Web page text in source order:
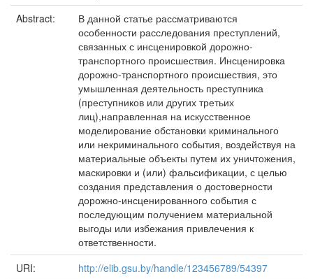
Abstract:
В данной статье рассматриваются
особенности расследования преступлений,
связанных с инсценировкой дорожно-
транспортного происшествия. Инсценировка
дорожно-транспортного происшествия, это
умышленная деятельность преступника
(преступников или других третьих
лиц),направленная на искусственное
моделирование обстановки криминального
или некриминального события, воздействуя на
материальные объекты путем их уничтожения,
маскировки и (или) фальсификации, с целью
создания представления о достоверности
дорожно-инсценированного события с
последующим получением материальной
выгоды или избежания привлечения к
ответственности.
URI:
http://elib.gsu.by/handle/123456789/54397